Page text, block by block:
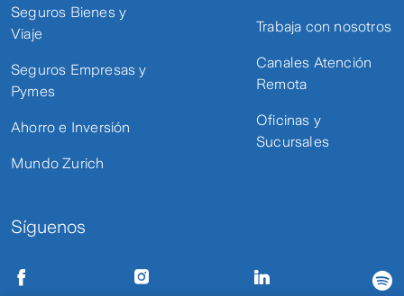
Seguros Bienes y
Viaje
Seguros Empresas y
Pymes
Ahorro e Inversión
Mundo Zurich
Trabaja con nosotros
Canales Atención
Remota
Oficinas y
Sucursales
Síguenos